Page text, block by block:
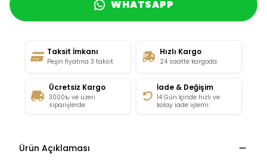
WHATSAPP
Taksit İmkanı
Peşin fiyatına 3 taksit
Hızlı Kargo
24 saatte kargoda.
Ücretsiz Kargo
3000₺ ve üzeri
siparişlerde
İade & Değişim
14 Gün İçinde hızlı ve
kolay iade işlemi.
Ürün Açıklaması